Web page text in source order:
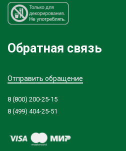
Обратная связь
Отправить обращение
8 (800) 200-25-15
8 (499) 404-25-51